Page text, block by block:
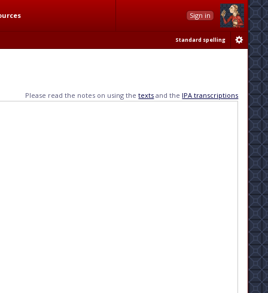
Sign in
Standard spelling
Please read the notes on using thetexts and the IPA transcriptions